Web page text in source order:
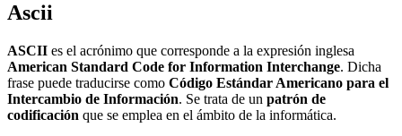
Ascii
ASCII es el acrónimo que corresponde a la expresión inglesa
American Standard Code for Information Interchange. Dicha
frase puede traducirse como Código Estándar Americano para el
Intercambio de Información. Se trata de un patrón de
codificación que se emplea en el ámbito de la informática.